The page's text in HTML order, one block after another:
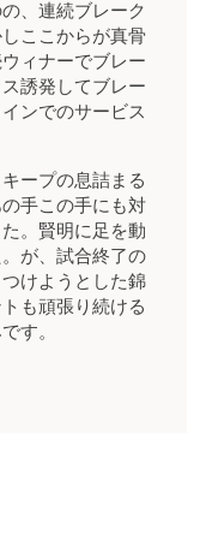
、連続ブレーク
ここからが真骨
ィナーでブレー
誘発してブレー
ンでのサービス
ープの息詰まる
手この手にも対
。賢明に足を動
が、試合終了の
けようとした錦
も頑張り続ける
す。